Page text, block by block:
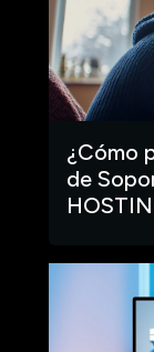
¿Cómo
de